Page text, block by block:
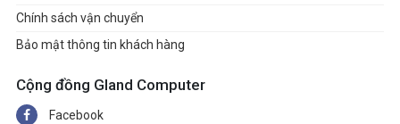
Chính sách vận chuyển
Bảo mật thông tin khách hàng
Cộng đồng Gland Computer
Facebook